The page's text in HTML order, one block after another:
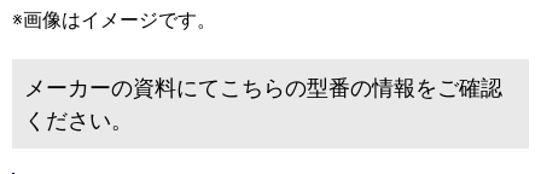
※画像はイメージです。
メーカーの資料にてこちらの型番の情報をご確認
ください。